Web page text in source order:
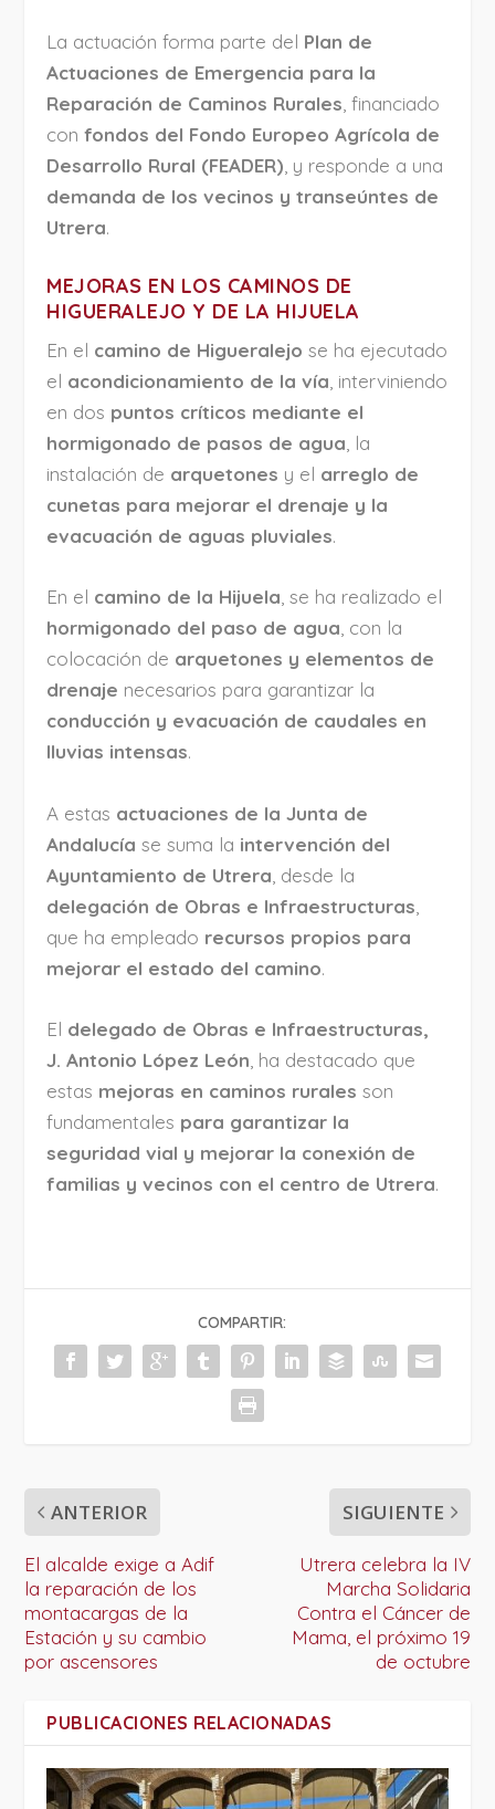
La actuación forma parte del Plan de
Actuaciones de Emergencia para la
Reparación de Caminos Rurales , financiado
confondos del Fondo Europeo Agrícola de
Desarrollo Rural (FEADER) , y responde a una
demanda de los vecinos y transeúntes de
Utrera.
MEJORAS EN LOS CAMINOS DE
HIGUERALEJO Y DE LA HIJUELA
En el camino de Higueralejo se ha ejecutado
el acondicionamiento de la vía , interviniendo
en dos puntos críticos mediante el
hormigonado de pasos de agua , la
instalación de arquetones y el arreglo de
cunetas para mejorar el drenaje y la
evacuación de aguas pluviales.
En el camino de la Hijuela, se ha realizado el
hormigonado del paso de agua, con la
colocación de arquetones y elementos de
drenaje necesarios para garantizar la
conducción y evacuación de caudales en
lluvias intensas.
A estas actuaciones de la Junta de
Andalucía se suma la intervención del
Ayuntamiento de Utrera , desde la
delegación de Obras e Infraestructuras
que ha empleado recursos propios para
mejorar el estado del camino.
El delegado de Obras e Infraestructuras,
J. Antonio López León , ha destacado que
estas mejoras en caminos rurales son
fundamentales para garantizar la
seguridad vial y mejorar la conexión de
familias y vecinos con el centro de Utrera.
COMPARTIR:
ANTERIOR
El alcalde exige a Adif
la reparación de los
montacargas de la
Estación y su cambio
por ascensores
SIGUIENTE
Utrera celebra la IV
Marcha Solidaria
Contra el Cáncer de
Mama, el próximo 19
de octubre
PUBLICACIONES RELACIONADAS